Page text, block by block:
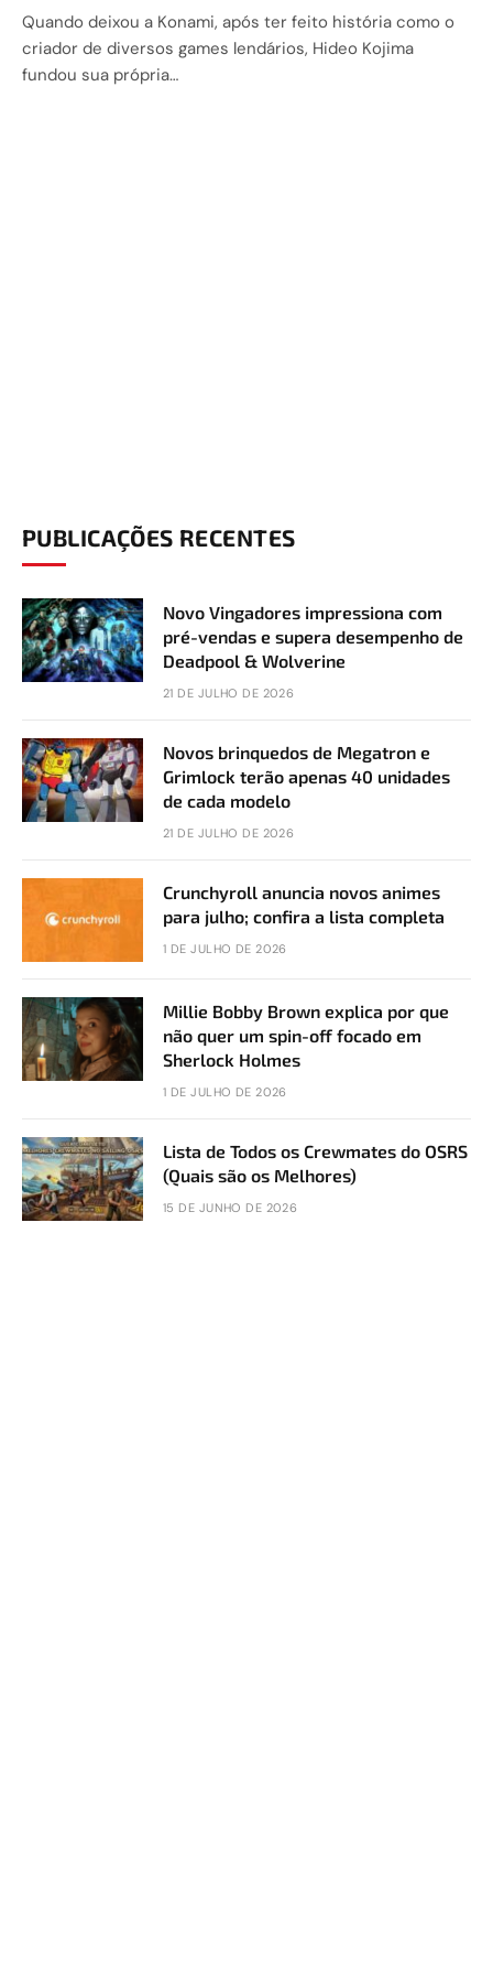
Quando deixou a Konami, após ter feito história como o
criador de diversos games lendários, Hideo Kojima
fundou sua própria…
PUBLICAÇÕES RECENTES
Novo Vingadores impressiona com
pré-vendas e supera desempenho de
Deadpool & Wolverine
21 DE JULHO DE 2026
Novos brinquedos de Megatron e
Grimlock terão apenas 40 unidades
de cada modelo
21 DE JULHO DE 2026
Crunchyroll anuncia novos animes
para julho; confira a lista completa
1 DE JULHO DE 2026
Millie Bobby Brown explica por que
não quer um spin-off focado em
Sherlock Holmes
1 DE JULHO DE 2026
Lista de Todos os Crewmates do OSRS
(Quais são os Melhores)
15 DE JUNHO DE 2026